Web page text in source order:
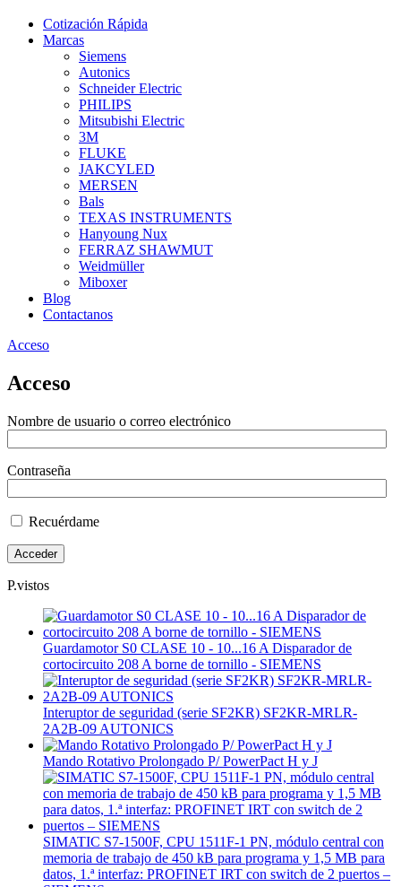
Cotización Rápida
Marcas
Siemens
Autonics
Schneider Electric
PHILIPS
Mitsubishi Electric
3M
FLUKE
JAKCYLED
MERSEN
Bals
TEXAS INSTRUMENTS
Hanyoung Nux
FERRAZ SHAWMUT
Weidmüller
Miboxer
Blog
Contactanos
Acceso
Acceso
Nombre de usuario o correo electrónico
Contraseña
Recuérdame
P.vistos
Guardamotor S0 CLASE 10 - 10...16 A Disparador de
cortocircuito 208 A borne de tornillo - SIEMENS
Interuptor de seguridad (serie SF2KR) SF2KR-MRLR-
2A2B-09 AUTONICS
Mando Rotativo Prolongado P/ PowerPact H y J
SIMATIC S7-1500F, CPU 1511F-1 PN, módulo central con
memoria de trabajo de 450 kB para programa y 1,5 MB para
datos, 1.ª interfaz: PROFINET IRT con switch de 2 puertos –